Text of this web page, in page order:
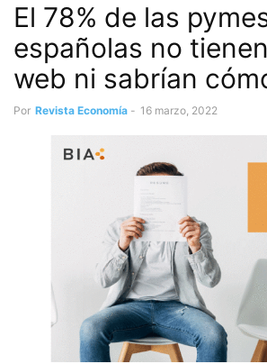
El 78% de las
españolas no
web ni sabrían
Por Revista Economía - 16 marzo, 2022